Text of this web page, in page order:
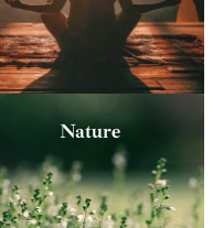
Nature